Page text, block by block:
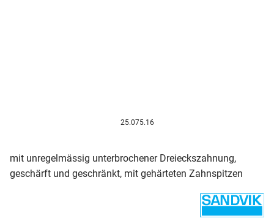
25.075.16
mit unregelmässig unterbrochener Dreieckszahnung,
geschärft und geschränkt, mit gehärteten Zahnspitzen